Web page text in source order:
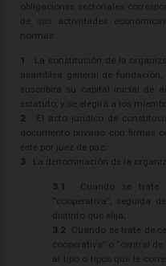
obligaciones sectoriales
de sus actividades
normas:
1. La constitución de la
asamblea general de
suscribirá su capital inicial de
estatuto, y se elegirá a los
2. El acto jurídico de
documento privado con firmas
éste por juez de paz;
3. La denominación de la
3.1
Cuando se trate
“cooperativa”, seguida
distinto que elija;
3.2 Cuando se trate de
cooperativa” o “central
al tipo o tipos que le